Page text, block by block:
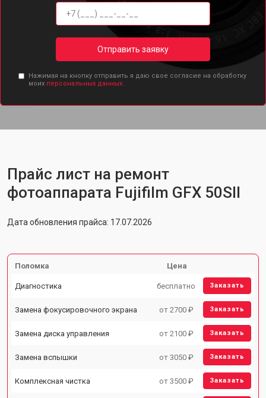
Отправить заявку
Нажимая на кнопку отправить я даю свое согласие на обработку
моих персональных данных.
Прайс лист на ремонт
фотоаппарата Fujifilm GFX 50SII
Дата обновления прайса: 17.07.2026
Поломка Цена
Диагностика бесплатно Заказать
Замена фокусировочного экрана от 2700 ₽ Заказать
Замена диска управления от 2100 ₽ Заказать
Замена вспышки от 3050 ₽ Заказать
Комплексная чистка от 3500 ₽ Заказать